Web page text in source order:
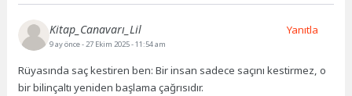
Kitap_Canavarı_Lil
9 ay önce- 27 Ekim 2025 - 11:54 am
Rüyasında saç kestiren ben: Bir insan sadece saçını kestirmez, o
bir bilinçaltı yeniden başlama çağrısıdır.
Yanıtla